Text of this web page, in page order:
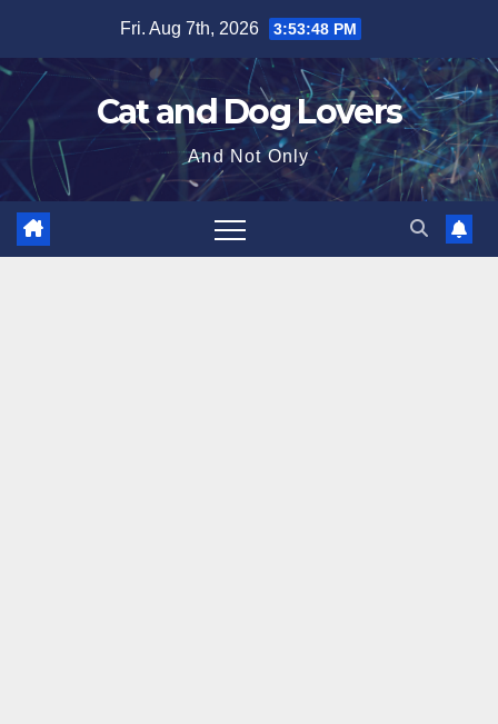
content
Fri. Aug 7th, 2026 3:53:49 PM
Cat and Dog Lovers
And Not Only